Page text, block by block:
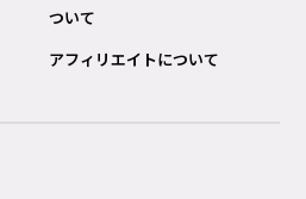
ついて
アフィリエイトについて